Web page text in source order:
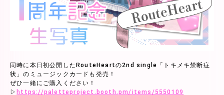
同時に本日初公開したRouteHeartの2nd single「トキメキ禁断症
状」のミュージックカードも発売！
ぜひ一緒にご購入ください！
▷ https://paletteproject.booth.pm/items/5550109